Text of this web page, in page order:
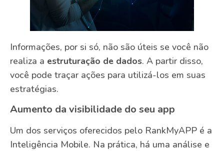
Informações, por si só, não são úteis se você não
realiza a estruturação de dados. A partir disso,
você pode traçar ações para utilizá-los em suas
estratégias.
Aumento da visibilidade do seu app
Um dos serviços oferecidos pelo RankMyAPP é a
Inteligência Mobile. Na prática, há uma análise e